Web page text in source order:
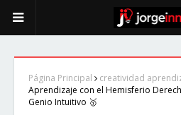
Página Principal creatividad
Aprendizaje con el Hemisferio
Genio Intuitivo 🥇